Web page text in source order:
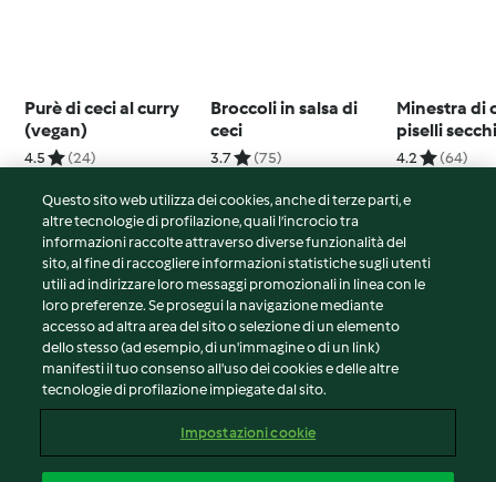
Purè di ceci al curry
(vegan)
4.5 (24)
Broccoli in salsa di
ceci
3.7 (75)
Minestra di
piselli
4.2 (64)
© Copyright 2026
Termini del servizio
Informativa sulla privacy
Avvertenze generali
Note legali
Contenuto del rapporto
Questo sito web utilizza dei cookies, anche di terze parti, e
altre tecnologie di profilazione, quali l’incrocio tra
informazioni raccolte attraverso diverse funzionalità del
sito, al fine di raccogliere informazioni statistiche sugli utenti
utili ad indirizzare loro messaggi promozionali in linea con le
loro preferenze. Se prosegui la navigazione mediante
accesso ad altra area del sito o selezione di un elemento
dello stesso (ad esempio, di un'immagine o di un link)
manifesti il tuo consenso all'uso dei cookies e delle altre
tecnologie di profilazione impiegate dal sito.
Impostazioni cookie